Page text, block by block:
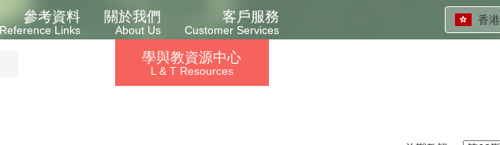
香港
參考資料
Reference Links
關於我們
About Us
客戶服務
Customer Services
學與教資源中心
L & T Resources